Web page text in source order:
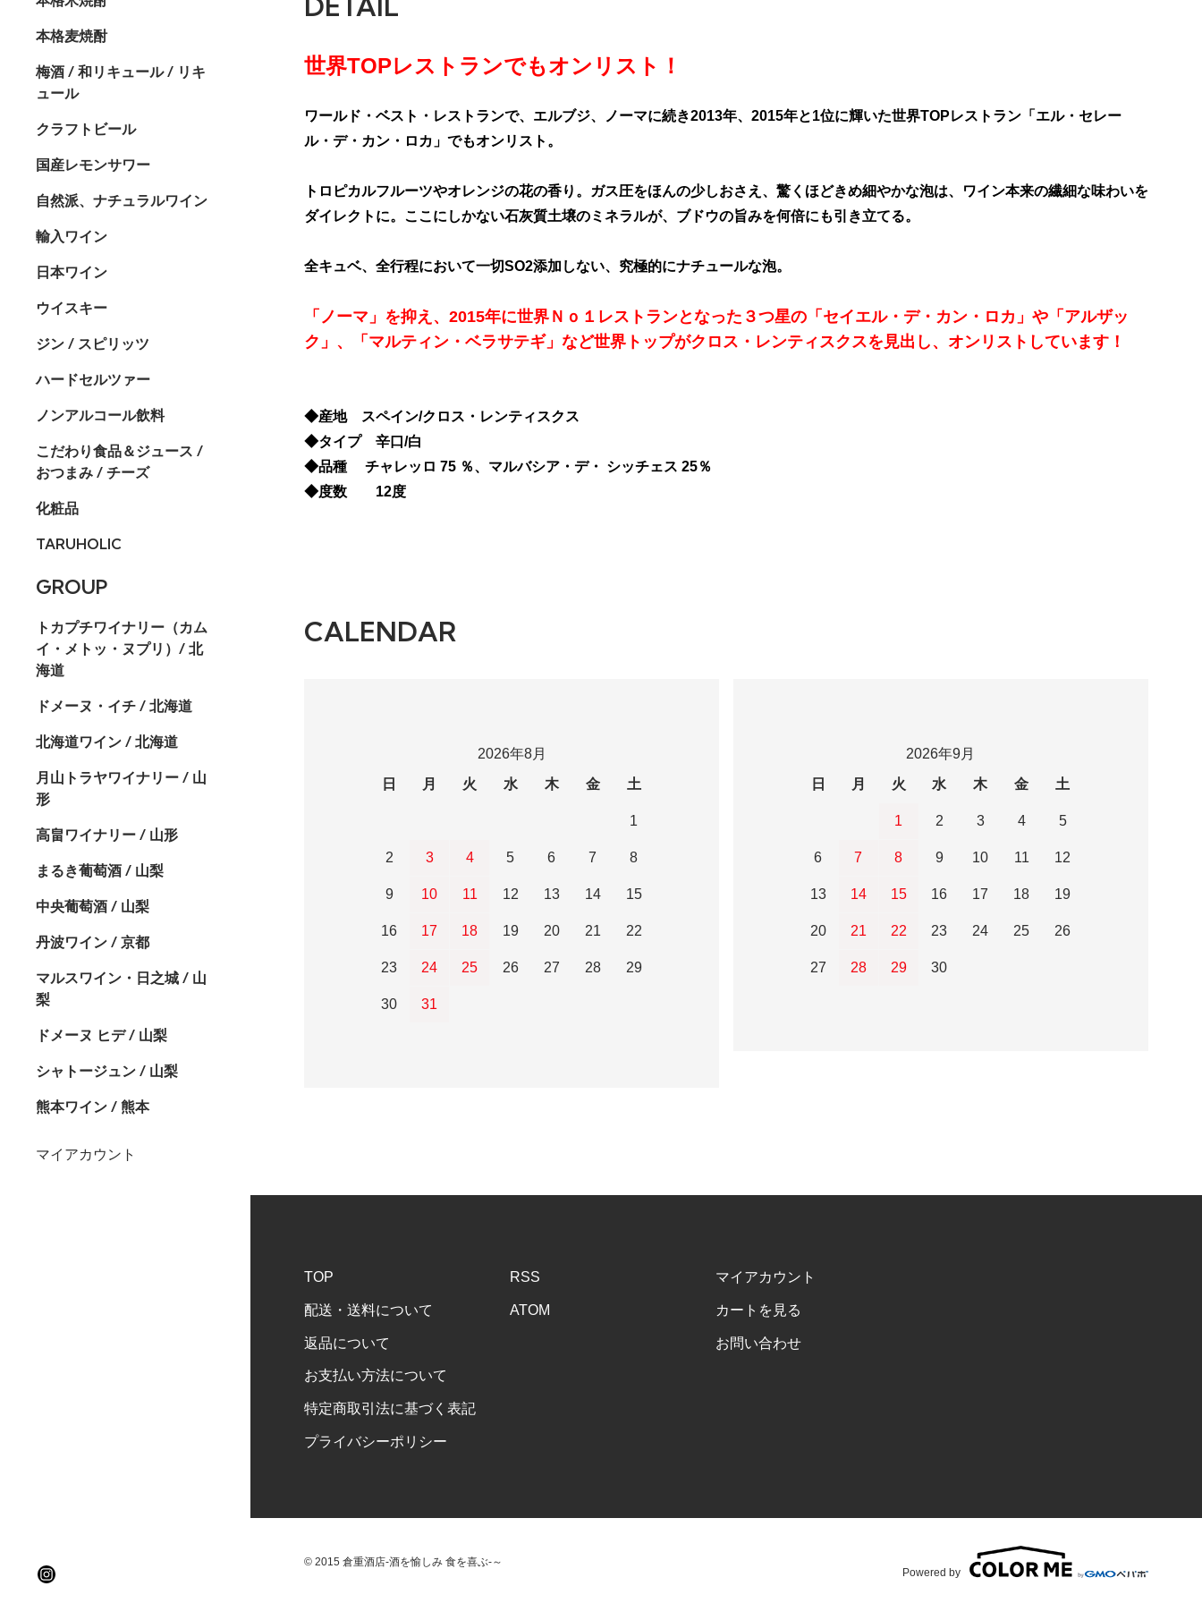
本格麦焼酎
梅酒 / 和リキュール / リキ
ュール
クラフトビール
国産レモンサワー
自然派、ナチュラルワイン
輸入ワイン
日本ワイン
ウイスキー
ジン / スピリッツ
ハードセルツァー
ノンアルコール飲料
こだわり食品＆ジュース /
おつまみ / チーズ
化粧品
TARUHOLIC
GROUP
トカプチワイナリー（カム
イ・メトッ・ヌプリ）/ 北
海道
ドメーヌ・イチ / 北海道
北海道ワイン / 北海道
月山トラヤワイナリー / 山
形
高畠ワイナリー / 山形
まるき葡萄酒 / 山梨
中央葡萄酒 / 山梨
丹波ワイン / 京都
マルスワイン・日之城 / 山
梨
ドメーヌ ヒデ / 山梨
シャトージュン / 山梨
熊本ワイン / 熊本
マイアカウント
世界TOPレストランでもオンリスト！
ワールド・ベスト・レストランで、エルブジ、ノーマに続き2013年、2015年と1位に輝いた世界TOPレストラン「エル・セレー
ル・デ・カン・ロカ」でもオンリスト。
トロピカルフルーツやオレンジの花の香り。ガス圧をほんの少しおさえ、驚くほどきめ細やかな泡は、ワイン本来の繊細な味わいを
ダイレクトに。ここにしかない石灰質土壌のミネラルが、ブドウの旨みを何倍にも引き立てる。
全キュベ、全行程において一切SO2添加しない、究極的にナチュールな泡。
「ノーマ」を抑え、2015年に世界Ｎｏ１レストランとなった３つ星の「セイエル・デ・カン・ロカ」や「アルザッ
ク」、「マルティン・ベラサテギ」など世界トップがクロス・レンティスクスを見出し、オンリストしています！
◆産地 スペイン/クロス・レンティスクス
◆タイプ 辛口/白
◆品種 チャレッロ 75 ％、マルバシア・デ・ シッチェス 25％
◆度数 12度
CALENDAR
2026年8月
日
月 火 水 木 金 土
1
2 3 4 5 6 7 8
9 10 11 12 13 14 15
16 17 18 19 20 21 22
23 24 25 26 27 28 29
30 31
2026年9月
日
月 火 水 木 金 土
1 2 3 4 5
6 7 8 9 10 11 12
13 14 15 16 17 18 19
20 21 22 23 24 25 26
27 28 29 30
TOP
配送・送料について
返品について
お支払い方法について
特定商取引法に基づく表記
プライバシーポリシー
RSS
ATOM
マイアカウント
カートを見る
お問い合わせ
© 2015 倉重酒店-酒を愉しみ 食を喜ぶ-～
Powered by